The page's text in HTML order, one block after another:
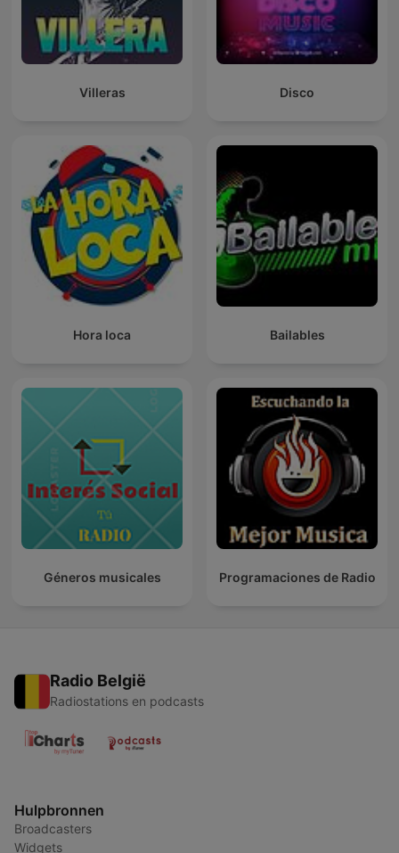
Villeras Disco
Hora loca Bailables
Géneros musicales Programaciones de Radio
Radio België
Radiostations en podcasts
Hulpbronnen
Broadcasters
Widgets